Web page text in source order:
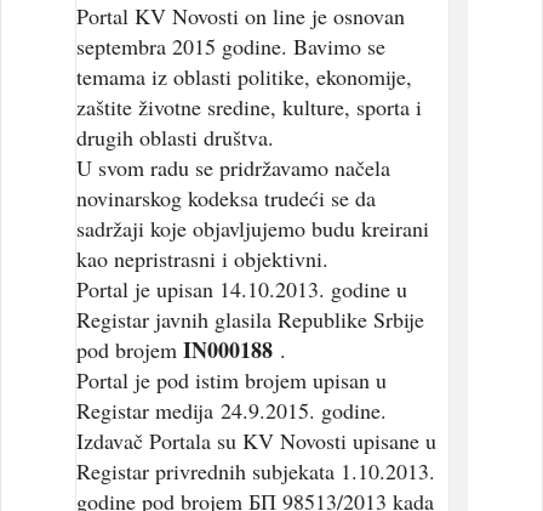
Portal KV Novosti on line je osnovan
septembra 2015 godine. Bavimo se
temama iz oblasti politike, ekonomije,
zaštite životne sredine, kulture, sporta i
drugih oblasti društva.
U svom radu se pridržavamo načela
novinarskog kodeksa trudeći se da
sadržaji koje objavljujemo budu kreirani
kao nepristrasni i objektivni.
Portal je upisan 14.10.2013. godine u
Registar javnih glasila Republike Srbije
pod brojemIN000188 .
Portal je pod istim brojem upisan u
Registar medija 24.9.2015. godine.
Izdavač Portala su KV Novosti upisane u
Registar privrednih subjekata 1.10.2013.
godine pod brojem БП 98513/2013 kada